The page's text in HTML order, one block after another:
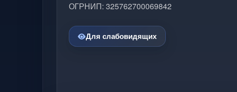
ОГРНИП: 325762700069842
Для слабовидящих